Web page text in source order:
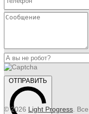
ОТПРАВИТЬ
© 2026 Light Progress.